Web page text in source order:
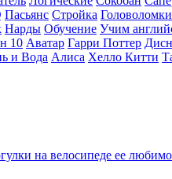
Пасьянс Стройка Головоломки
Нарды Обучение Учим
10 Аватар Гарри Поттер
и Вода Алиса Хелло Китти